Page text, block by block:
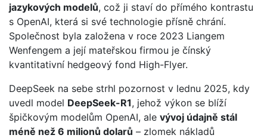
jazykových modelů, což ji staví do přímého kontrastu
s OpenAI, která si své technologie přísně chrání.
Společnost byla založena v roce 2023 Liangem
Wenfengem a její mateřskou firmou je čínský
kvantitativní hedgeový fond High-Flyer.
DeepSeek na sebe strhl pozornost v lednu 2025, kdy
uvedl model DeepSeek-R1, jehož výkon se blíží
špičkovým modelům OpenAI, ale vývoj údajně stál
méně než 6 milionů dolarů – zlomek nákladů